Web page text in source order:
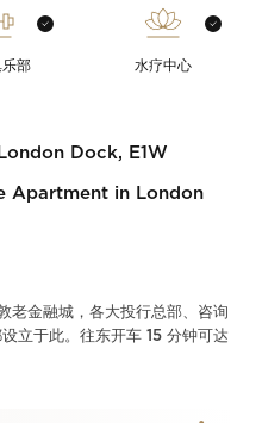
部 水疗中心
Dock, E1W
Apartment in London
老金融城，各大投行总部、咨询
立于此。往东开车 15 分钟可达